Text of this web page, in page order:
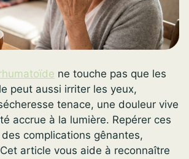
ne touche pas que les
peut aussi irriter les yeux,
tenace, une douleur vive
accrue à la lumière. Repérer ces
complications gênantes,
article vous aide à reconnaître